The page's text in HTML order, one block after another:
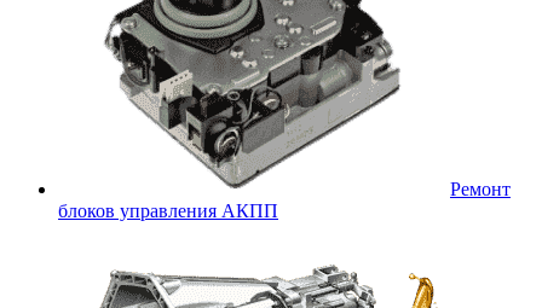
Ремонт
блоков управления АКПП